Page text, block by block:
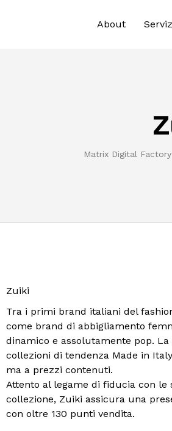
About
Matrix Digital Factory
Zuiki
Tra i primi brand italiani del
come brand di abbigliamento
dinamico e assolutamente pop.
collezioni di tendenza Made in
ma a prezzi contenuti.
Attento al legame di fiducia con
collezione, Zuiki assicura una
con oltre 130 punti vendita.